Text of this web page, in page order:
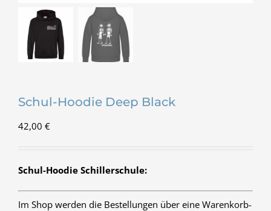
Schul-Hoodie Deep Black
42,00 €
Schul-Hoodie Schillerschule:
Im Shop werden die Bestellungen über eine Warenkorb-